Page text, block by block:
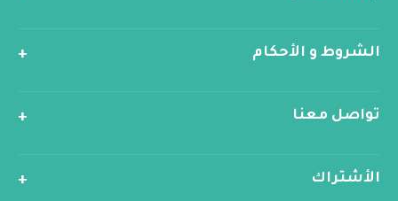
الشروط و الأحكام
تواصل معنا
الأشتراك